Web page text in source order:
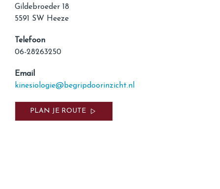
Gildebroeder 18
5591 SW Heeze
Telefoon
06-28263250
Email
kinesiologie@begripdoorinzicht.nl
PLAN JE ROUTE